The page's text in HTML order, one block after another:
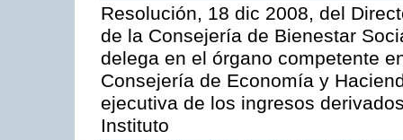
Resolución, 18 dic 2008, del
de la Consejería de Bienestar
delega en el órgano competente
Consejería de Economía y
ejecutiva de los ingresos
Instituto